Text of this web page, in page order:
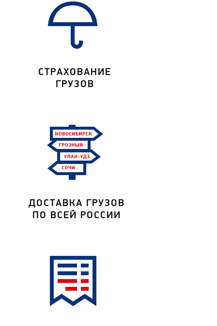
СТРАХОВАНИЕ
ГРУЗОВ
ДОСТАВКА ГРУЗОВ
ПО ВСЕЙ РОССИИ